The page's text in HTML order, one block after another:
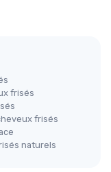
frisés
frisés
naturels